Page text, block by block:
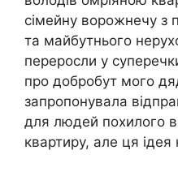
сімейну ворожнечу з
та майбутнього
переросли у
про добробут мого
запропонувала
для людей похилого
квартиру, але ця